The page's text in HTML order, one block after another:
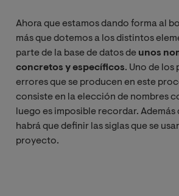
Ahora que estamos dando forma al
más que dotemos a los distintos
parte de la base de datos de unos
concretos y específicos. Uno de los
errores que se producen en este
consiste en la elección de nombres
luego es imposible recordar. Además
habrá que definir las siglas que se
proyecto.